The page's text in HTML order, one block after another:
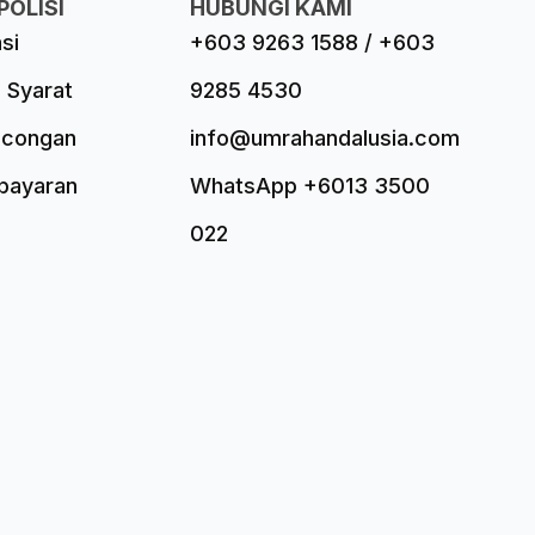
Syarat
HUBUNGI KAMI
+603 9263 1588 / +603
9285 4530
info@umrahandalusia.com
WhatsApp +6013 3500
022